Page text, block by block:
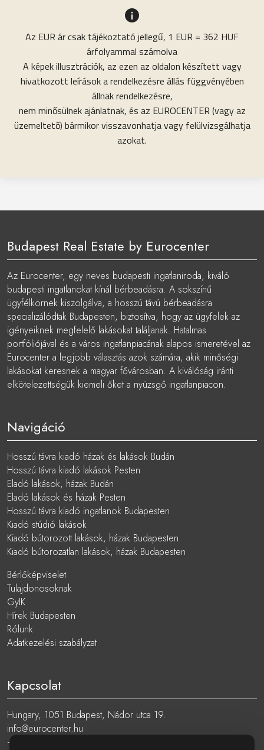
Az EUR ár csak tájékoztató jellegű, 1 EUR = 362 HUF
árfolyammal számolva
A képek illusztrációk, az ezen az oldalon készített vagy
hivatkozott leírások a rendelkezésre állás függvényében
állnak rendelkezésre,
nem minősülnek ajánlatnak, és az EUROCENTER (vagy az
üzemeltető) bármikor visszavonhatja vagy felülvizsgálhatja
azokat.
Budapest Real Estate by Eurocenter
Az Eurocenter, egy neves budapesti ingatlaniroda, kiváló
budapesti ingatlanokat kínál bérbeadásra. A sokszínű
ügyfélkörnek kiszolgálva, a hosszú távú bérbeadásra
specializálódtak Budapesten, biztosítva, hogy az ügyfelek az
igényeiknek megfelelő lakásokat találjanak. Hatalmas
portfóliójával és a város ingatlanpiacának alapos ismeretével az
Eurocenter a legjobb választás azok számára, akik minőségi
lakásokat keresnek a magyar fővárosban. A kiválóság iránti
elkötelezettségük kiemeli őket a nyüzsgő ingatlanpiacon.
Navigáció
Hosszú távra kiadó házak és lakások Budán
Hosszú távra kiadó lakások Pesten
Eladó lakások, házak Budán
Eladó lakások és házak Pesten
Hosszú távra kiadó ingatlanok Budapesten
Kiadó stúdió lakások
Kiadó bútorozott lakások, házak Budapesten
Kiadó bútorozatlan lakások, házak Budapesten
Bérlőképviselet
Tulajdonosoknak
GyIK
Hírek Budapesten
Rólunk
Adatkezelési szabályzat
Kapcsolat
Hungary, 1051 Budapest, Nádor utca 19.
info@eurocenter.hu
+36 20 919 0005